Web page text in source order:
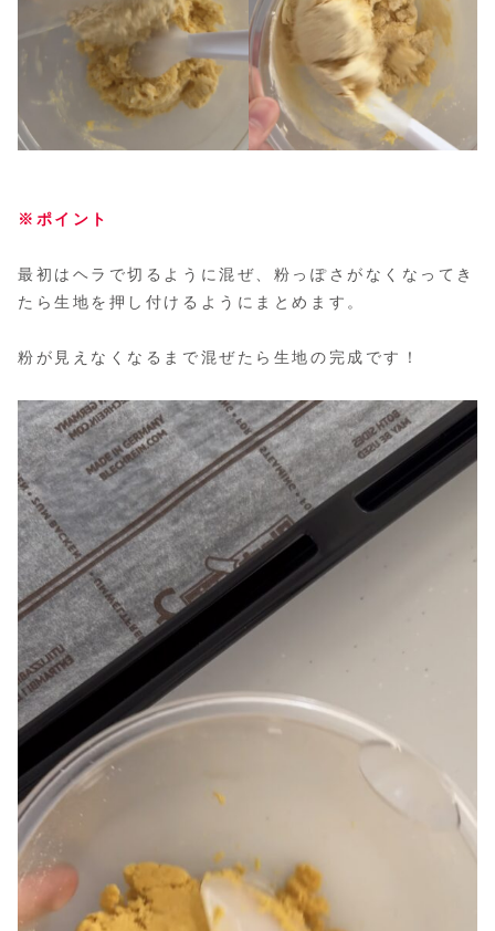
※ポイント
最初はヘラで切るように混ぜ、粉っぽさがなくなってき
たら生地を押し付けるようにまとめます。
粉が見えなくなるまで混ぜたら生地の完成です！